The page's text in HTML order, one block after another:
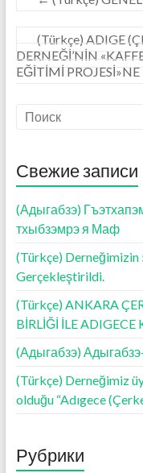
k
(Türkçe) ADIGE
DERNEĞİ’NİN
EĞİTİMİ
Свежие записи
(Адыгабзэ)
тхыбзэмрэ я Маф
(Türkçe) Derneğimizin
Gerçekleştirildi.
(Türkçe) ANKARA
BİRLİĞİ İLE
(Адыгабзэ)
(Türkçe) Derneğimiz
olduğu “Adıgece
Рубрики